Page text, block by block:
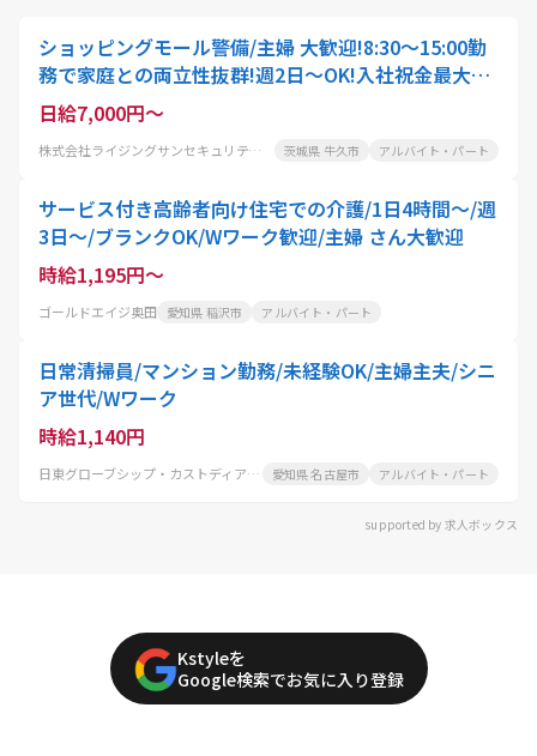
ショッピングモール警備/主婦 大歓迎!8:30～15:00勤
務で家庭との両立性抜群!週2日～OK!入社祝金最大5
万円支給も!車通勤OK
日給7,000円～
株式会社ライジングサンセキュリティーサービス茨城BASE 茨城県 牛久市 アルバイト・パート
サービス付き高齢者向け住宅での介護/1日4時間～/週
3日～/ブランクOK/Wワーク歓迎/主婦 さん大歓迎
時給1,195円～
ゴールドエイジ奥田 愛知県 稲沢市 アルバイト・パート
日常清掃員/マンション勤務/未経験OK/主婦主夫/シニ
ア世代/Wワーク
時給1,140円
日東グローブシップ・カストディアル・サービス株式会社 愛知県 名古屋市 アルバイト・パート
supported by 求人ボックス
Kstyleを
Google検索でお気に入り登録